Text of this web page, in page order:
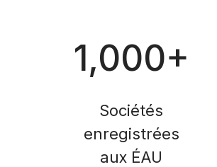
1,000+
Sociétés
enregistrées
aux ÉAU